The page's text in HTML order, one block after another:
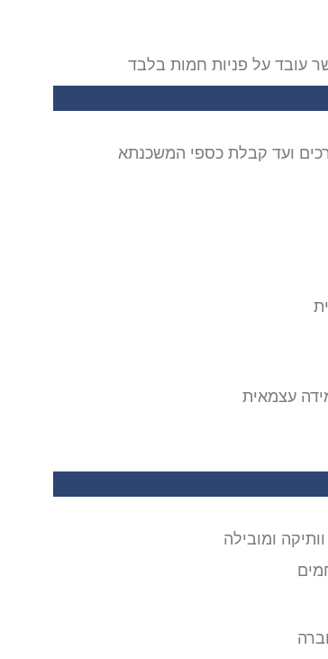
ועד קבלת כספי המשכנתא
עצמאית
ומובילה